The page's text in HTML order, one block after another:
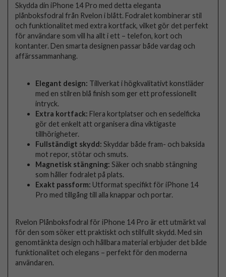
Skydda din iPhone 14 Pro med detta eleganta
plånboksfodral från Rvelon i blått. Fodralet kombinerar stil
och funktionalitet med extra kortfack, vilket gör det perfekt
för användare som vill ha allt i ett – telefon, kort och
kontanter. Den smarta designen passar både vardag och
affärssammanhang.
Elegant design: Tillverkat i högkvalitativt konstläder
med en stilren blå finish som ger ett professionellt
intryck.
Extra kortfack: Flera kortplatser och en sedelficka
gör det enkelt att organisera dina viktigaste
tillhörigheter.
Fullständigt skydd: Skyddar både fram- och baksida
mot repor, stötar och smuts.
Magnetisk stängning: Säker och snabb stängning
som håller fodralet på plats.
Exakt passform: Utformat specifikt för iPhone 14
Pro med tillgång till alla knappar och portar.
Rvelon Plånboksfodral för iPhone 14 Pro är ett utmärkt val
för den som söker ett praktiskt och stilfullt skydd. Med sin
genomtänkta design och hållbara material erbjuder det både
funktionalitet och elegans – perfekt för den moderna
användaren.